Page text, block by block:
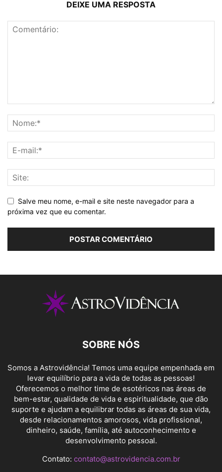
DEIXE UMA RESPOSTA
Salve meu nome, e-mail e site neste navegador para a
próxima vez que eu comentar.
SOBRE NÓS
Somos a Astrovidência! Temos uma equipe empenhada em
levar equilíbrio para a vida de todas as pessoas!
Oferecemos o melhor time de esotéricos nas áreas de
bem-estar, qualidade de vida e espiritualidade, que dão
suporte e ajudam a equilibrar todas as áreas de sua vida,
desde relacionamentos amorosos, vida profissional,
dinheiro, saúde, família, até autoconhecimento e
desenvolvimento pessoal.
Contato: contato@astrovidencia.com.br